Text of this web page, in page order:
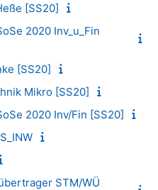
[SS20]
2020 Inv_u_Fin
[SS20]
Mikro [SS20]
2020 Inv/Fin [SS20]
STM/WÜ